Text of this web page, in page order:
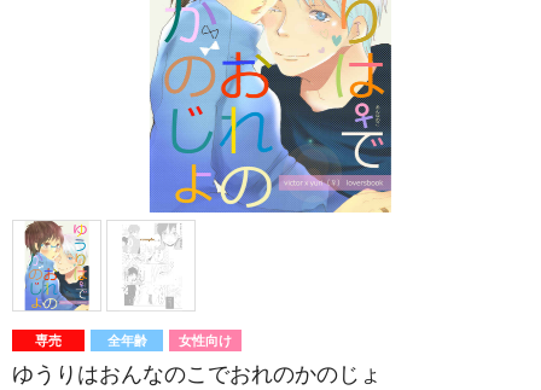
専売 全年齢 女性向け
ゆうりはおんなのこでおれのかのじょ